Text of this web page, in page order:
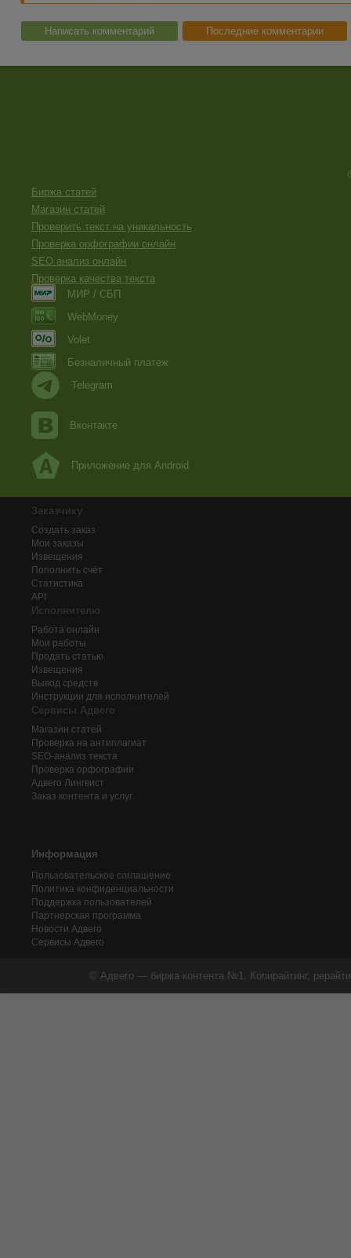
Написать комментарий Последние комментарии
Биржа статей
Магазин статей
Проверить текст на уникальность
Проверка орфографии онлайн
SEO анализ онлайн
Проверка качества текста
МИР / СБП
WebMoney
Volet
Безналичный платеж
Telegram
Вконтакте
Приложение для Android
Заказчику
Создать заказ
Мои заказы
Извещения
Пополнить счёт
Статистика
API
Исполнителю
Работа онлайн
Мои работы
Продать статью
Извещения
Вывод средств
Инструкции для исполнителей
Сервисы Адвего
Магазин статей
Проверка на антиплагиат
SEO-анализ текста
Проверка орфографии
Адвего Лингвист
Заказ контента и услуг
Информация
Пользовательское соглашение
Политика конфиденциальности
Поддержка пользователей
Партнерская программа
Новости Адвего
Сервисы Адвего
© Адвего — биржа контента №1. Копирайтинг,